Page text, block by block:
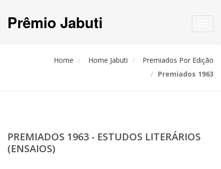
Prêmio Jabuti
Home Home Jabuti
Premiados Por Edição
Premiados 1963
PREMIADOS 1963 - ESTUDOS LITERÁRIOS
(ENSAIOS)